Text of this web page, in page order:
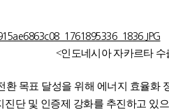
<인도네시아 자카르타 수
목표 달성을 위해 에너지 효율화
진단 및 인증제 강화를 추진하고 있